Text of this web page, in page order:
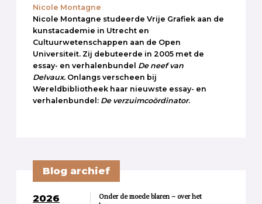
Nicole Montagne
Nicole Montagne studeerde Vrije Grafiek aan de
kunstacademie in Utrecht en
Cultuurwetenschappen aan de Open
Universiteit. Zij debuteerde in 2005 met de
essay- en verhalenbundel De neef van
Delvaux. Onlangs verscheen bij
Wereldbibliotheek haar nieuwste essay- en
verhalenbundel: De verzuimcoördinator.
Blog archief
2026
Onder de moede blaren – over het